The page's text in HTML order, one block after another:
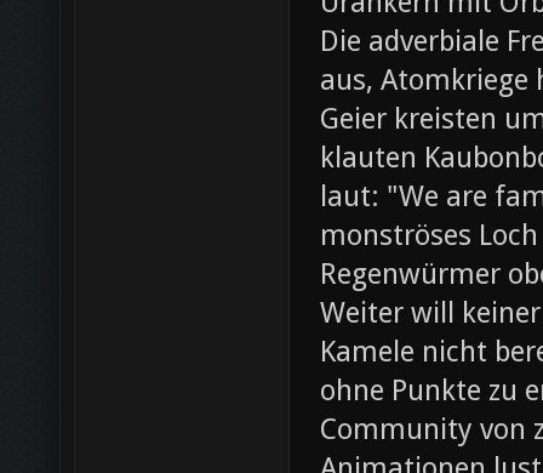
Die adverbiale
aus,
Geier kreisten
klauten
laut: "We are
monströses
Regenwürmer
Weiter will
Kamele nicht
ohne Punkte zu
Community von